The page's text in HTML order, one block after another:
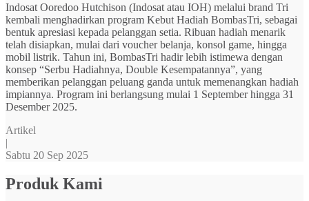
Indosat Ooredoo Hutchison (Indosat atau IOH) melalui brand Tri
kembali menghadirkan program Kebut Hadiah BombasTri, sebagai
bentuk apresiasi kepada pelanggan setia. Ribuan hadiah menarik
telah disiapkan, mulai dari voucher belanja, konsol game, hingga
mobil listrik. Tahun ini, BombasTri hadir lebih istimewa dengan
konsep “Serbu Hadiahnya, Double Kesempatannya”, yang
memberikan pelanggan peluang ganda untuk memenangkan hadiah
impiannya. Program ini berlangsung mulai 1 September hingga 31
Desember 2025.
Artikel
|
Sabtu 20 Sep 2025
Produk Kami